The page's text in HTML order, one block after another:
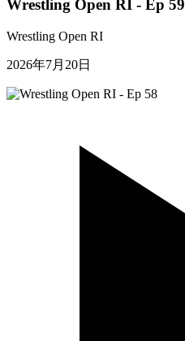
Wrestling Open RI - Ep 59
Wrestling Open RI
2026年7月20日